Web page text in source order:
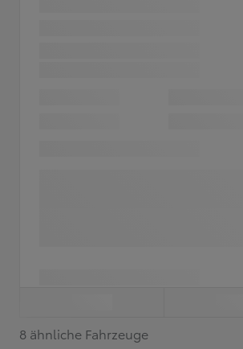
8 ähnliche Fahrzeuge